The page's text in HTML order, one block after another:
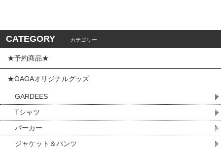
CATEGORY カテゴリー
★予約商品★
★GAGAオリジナルグッズ
GARDEES
Tシャツ
パーカー
ジャケット＆パンツ